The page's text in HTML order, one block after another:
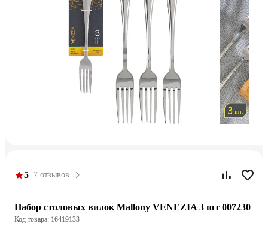
5 7 отзывов
Набор столовых вилок Mallony VENEZIA 3 шт 007230
Код товара: 16419133